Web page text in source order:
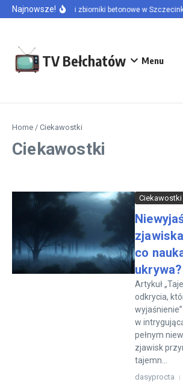
Przejdź do treści
Najnowsze!Szamba i zbiorniki betonowe w
TV Bełchatów Menu
Home / Ciekawostki
Ciekawostki
Ciekawostki
co
ukrywa?
Artykuł
odkrycia,
w
pełnym
zjawisk
tajemn...
dasyprocta